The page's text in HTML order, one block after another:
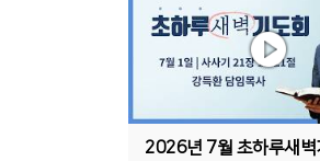
2026년 7월 초하루새벽